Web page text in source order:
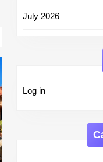
July 2026
Log in